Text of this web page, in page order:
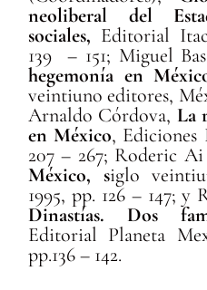
neoliberal del
sociales, Editorial
139 – 151; Miguel
hegemonía en
veintiuno editores,
Arnaldo Córdova, La
en México, Ediciones
207 – 267; Roderic
México, siglo
1995, pp. 126 – 147;
Dinastías. Dos
Editorial Planeta
pp.136 – 142.